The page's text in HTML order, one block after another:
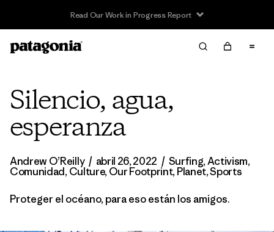
Read Our Work in Progress Report
Silencio, agua,
esperanza
Andrew O’Reilly / abril 26, 2022 / Surfing,Activism,
Comunidad,Culture,Our Footprint,Planet,Sports
Proteger el océano, para eso están los amigos.